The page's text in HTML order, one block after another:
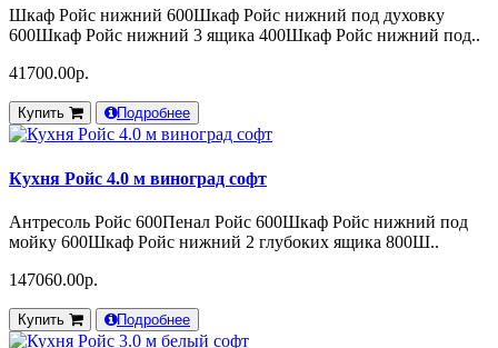
Шкаф Ройс нижний 600Шкаф Ройс нижний под духовку
600Шкаф Ройс нижний 3 ящика 400Шкаф Ройс нижний под..
41700.00р.
Купить Подробнее
Кухня Ройс 4.0 м виноград софт
Антресоль Ройс 600Пенал Ройс 600Шкаф Ройс нижний под
мойку 600Шкаф Ройс нижний 2 глубоких ящика 800Ш..
147060.00р.
Купить Подробнее